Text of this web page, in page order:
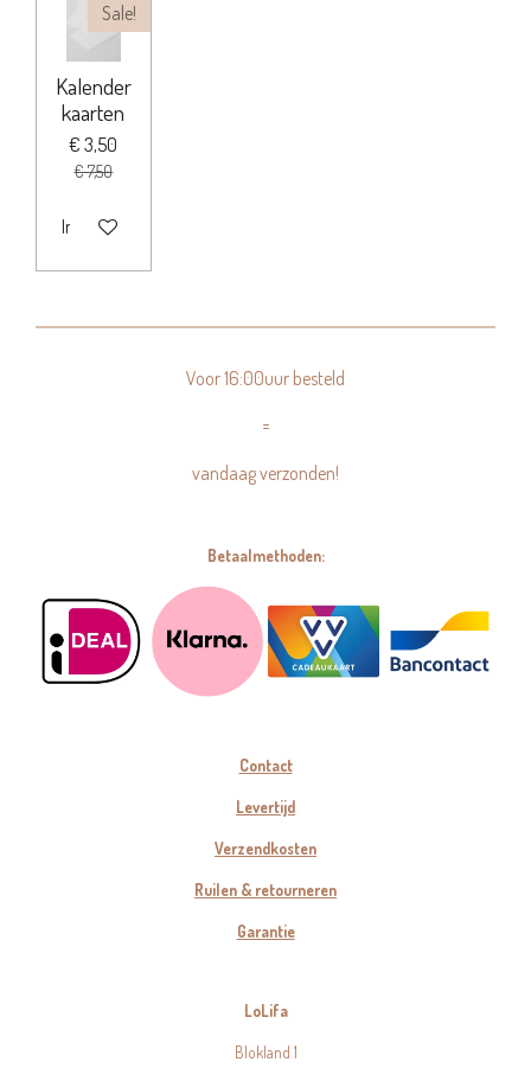
Sale!
Kalender
kaarten
€ 3,50
€ 7,50
In winkelwagen
Voor 16:00uur besteld
=
vandaag verzonden!
Betaalmethoden:
Contact
Levertijd
Verzendkosten
Ruilen & retourneren
Garantie
LoLifa
Blokland 1